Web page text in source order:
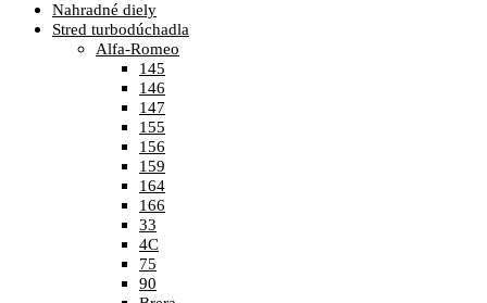
Nahradné diely
Stred turbodúchadla
Alfa-Romeo
145
146
147
155
156
159
164
166
33
4C
75
90